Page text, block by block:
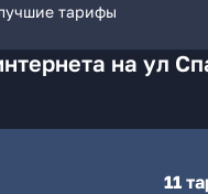
тарифы
на ул
11